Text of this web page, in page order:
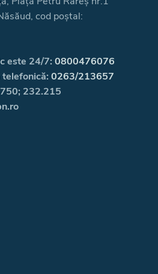
cod poștal:
este 24/7: 0800476076
0263/213657
232.215